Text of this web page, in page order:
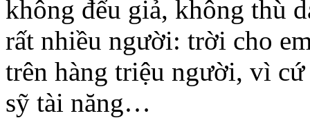
không đểu giả, không thù
rất nhiều người: trời cho
trên hàng triệu người, vì
sỹ tài năng…